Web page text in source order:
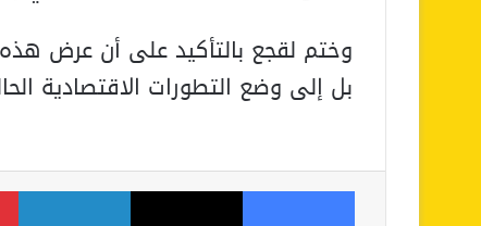
وختم لقجع بالتأكيد على أن عرض هذه
بل إلى وضع التطورات الاقتصادية
فيسبوك ‫X لينكدإن